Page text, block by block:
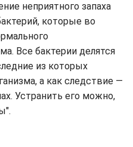
неприятного запаха
которые во
Все бактерии делятся
из которых
а как следствие —
Устранить его можно,